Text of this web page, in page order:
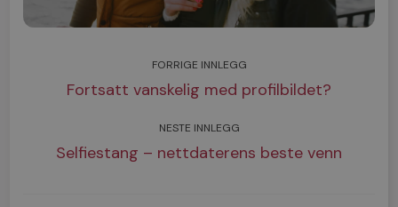
FORRIGE INNLEGG
Fortsatt vanskelig med profilbildet?
NESTE INNLEGG
Selfiestang – nettdaterens beste venn